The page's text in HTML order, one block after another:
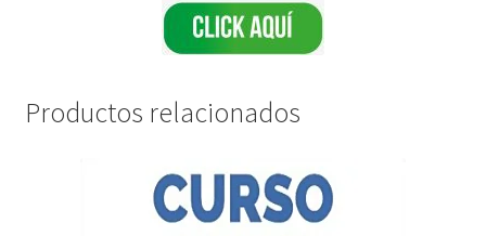
Productos relacionados